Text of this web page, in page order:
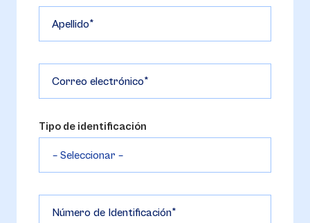
Apellido
Correo electrónico
Tipo de identificación
Número de Identificación